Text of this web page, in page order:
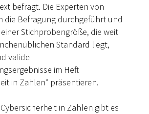
befragt. Die Experten von
die Befragung durchgeführt und
Stichprobengröße, die weit
Standard liegt,
valide
im Heft
in Zahlen“ präsentieren.
in Zahlen gibt es